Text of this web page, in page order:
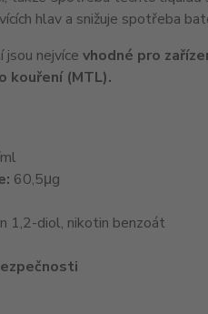
hlav a snižuje spotřeba
jsou nejvíce vhodné pro
kouření (MTL).
60,5μg
1,2-diol, nikotin benzoát